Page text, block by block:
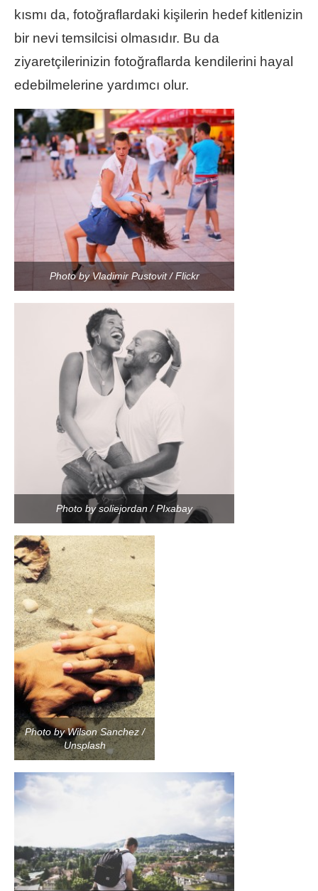
kısmı da, fotoğraflardaki kişilerin hedef kitlenizin
bir nevi temsilcisi olmasıdır. Bu da
ziyaretçilerinizin fotoğraflarda kendilerini hayal
edebilmelerine yardımcı olur.
Photo by Vladimir Pustovit / Flickr
Photo by soliejordan / PIxabay
Photo by Wilson Sanchez /
Unsplash